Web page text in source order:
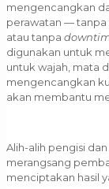
mengencangkan
perawatan — tanpa
atau tanpa
digunakan untuk
untuk wajah, mata
mengencangkan
akan membantu
Alih-alih pengisi
merangsang
menciptakan hasil